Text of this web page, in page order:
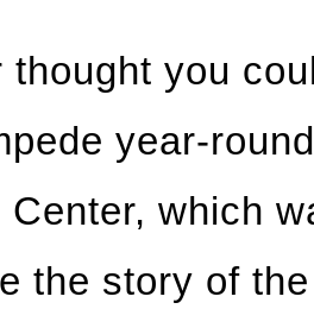
thought you
year-
Center, which
the story of